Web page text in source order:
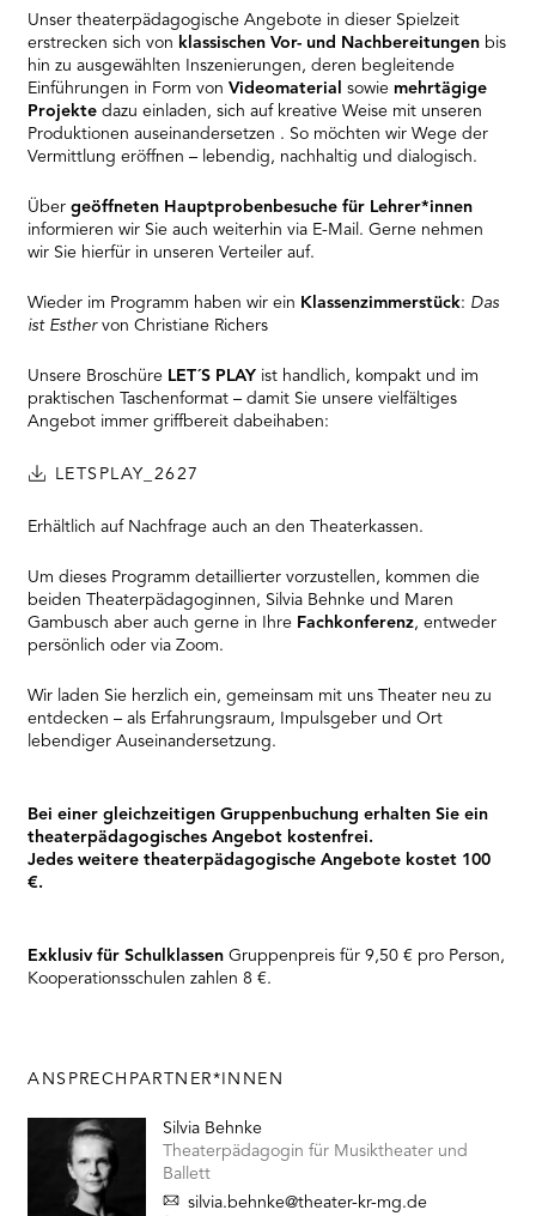
Unser theaterpädagogische Angebote in dieser Spielzeit
erstrecken sich von klassischen Vor- und Nachbereitungen bis
hin zu ausgewählten Inszenierungen, deren begleitende
Einführungen in Form vonVideomaterialsowiemehrtägige
Projekte dazu einladen, sich auf kreative Weise mit unseren
Produktionen auseinandersetzen . So möchten wir Wege der
Vermittlung eröffnen – lebendig, nachhaltig und dialogisch.
Übergeöffneten Hauptprobenbesuche für Lehrer*innen
informieren wir Sie auch weiterhin via E-Mail. Gerne nehmen
wir Sie hierfür in unseren Verteiler auf.
Wieder im Programm haben wir ein Klassenzimmerstück: Das
ist Esthervon Christiane Richers
Unsere Broschüre LET´S PLAY ist handlich, kompakt und im
praktischen Taschenformat – damit Sie unsere vielfältiges
Angebot immer griffbereit dabeihaben:
LETSPLAY_2627
Erhältlich auf Nachfrage auch an den Theaterkassen.
Um dieses Programm detaillierter vorzustellen, kommen die
beiden Theaterpädagoginnen, Silvia Behnke und Maren
Gambusch aber auch gerne in Ihre Fachkonferenz, entweder
persönlich oder via Zoom.
Wir laden Sie herzlich ein, gemeinsam mit uns Theater neu zu
entdecken – als Erfahrungsraum, Impulsgeber und Ort
lebendiger Auseinandersetzung.
Bei einer gleichzeitigen Gruppenbuchung erhalten Sie ein
theaterpädagogisches Angebot kostenfrei.
Jedes weitere theaterpädagogische Angebote kostet 100
€.
Exklusiv für Schulklassen Gruppenpreis für 9,50 € pro Person,
Kooperationsschulen zahlen 8 €.
ANSPRECHPARTNER*INNEN
Silvia Behnke
Theaterpädagogin für Musiktheater und
Ballett
silvia.behnke@theater-kr-mg.de